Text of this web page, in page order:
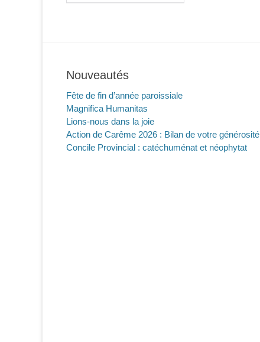
Nouveautés
Fête de fin d’année paroissiale
Magnifica Humanitas
Lions-nous dans la joie
Action de Carême 2026 : Bilan de votre générosité
Concile Provincial : catéchuménat et néophytat